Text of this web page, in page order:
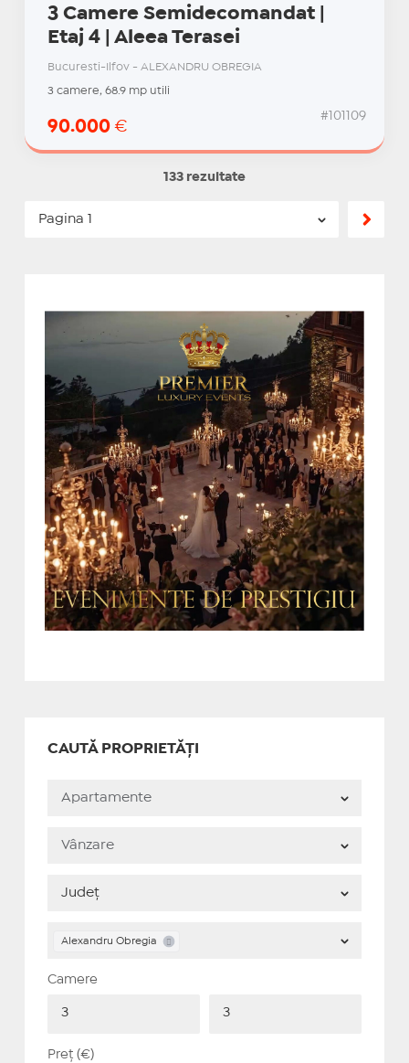
3 Camere Semidecomandat |
Etaj 4 | Aleea Terasei
Bucuresti-Ilfov - ALEXANDRU OBREGIA
3 camere, 68.9 mp utili
90.000 €
#101109
133 rezultate
CAUTĂ PROPRIETĂȚI
Alexandru Obregia
Camere
Preț (€)